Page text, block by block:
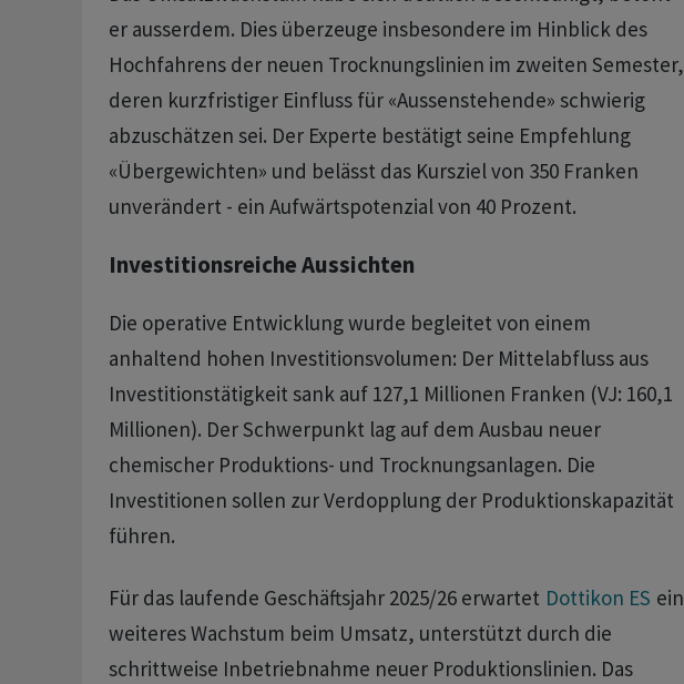
er ausserdem. Dies überzeuge insbesondere im Hinblick des
Hochfahrens der neuen Trocknungslinien im zweiten Semester,
deren kurzfristiger Einfluss für «Aussenstehende» schwierig
abzuschätzen sei. Der Experte bestätigt seine Empfehlung
«Übergewichten» und belässt das Kursziel von 350 Franken
unverändert - ein Aufwärtspotenzial von 40 Prozent.
Investitionsreiche Aussichten
Die operative Entwicklung wurde begleitet von einem
anhaltend hohen Investitionsvolumen: Der Mittelabfluss aus
Investitionstätigkeit sank auf 127,1 Millionen Franken (VJ: 160,1
Millionen). Der Schwerpunkt lag auf dem Ausbau neuer
chemischer Produktions- und Trocknungsanlagen. Die
Investitionen sollen zur Verdopplung der Produktionskapazität
führen.
Für das laufende Geschäftsjahr 2025/26 erwartet Dottikon ES ein
weiteres Wachstum beim Umsatz, unterstützt durch die
schrittweise Inbetriebnahme neuer Produktionslinien. Das